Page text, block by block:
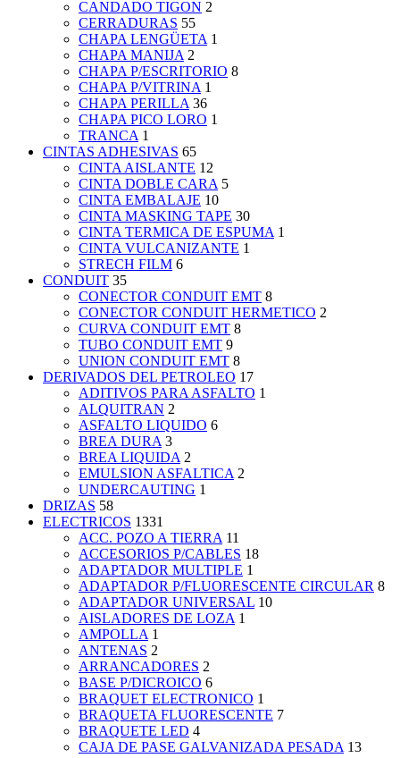
CANDADO TIGON 2
CERRADURAS 55
CHAPA LENGÜETA 1
CHAPA MANIJA 2
CHAPA P/ESCRITORIO 8
CHAPA P/VITRINA 1
CHAPA PERILLA 36
CHAPA PICO LORO 1
TRANCA 1
CINTAS ADHESIVAS 65
CINTA AISLANTE 12
CINTA DOBLE CARA 5
CINTA EMBALAJE 10
CINTA MASKING TAPE 30
CINTA TERMICA DE ESPUMA 1
CINTA VULCANIZANTE 1
STRECH FILM 6
CONDUIT 35
CONECTOR CONDUIT EMT 8
CONECTOR CONDUIT HERMETICO 2
CURVA CONDUIT EMT 8
TUBO CONDUIT EMT 9
UNION CONDUIT EMT 8
DERIVADOS DEL PETROLEO 17
ADITIVOS PARA ASFALTO 1
ALQUITRAN 2
ASFALTO LIQUIDO 6
BREA DURA 3
BREA LIQUIDA 2
EMULSION ASFALTICA 2
UNDERCAUTING 1
DRIZAS 58
ELECTRICOS 1331
ACC. POZO A TIERRA 11
ACCESORIOS P/CABLES 18
ADAPTADOR MULTIPLE 1
ADAPTADOR P/FLUORESCENTE CIRCULAR 8
ADAPTADOR UNIVERSAL 10
AISLADORES DE LOZA 1
AMPOLLA 1
ANTENAS 2
ARRANCADORES 2
BASE P/DICROICO 6
BRAQUET ELECTRONICO 1
BRAQUETA FLUORESCENTE 7
BRAQUETE LED 4
CAJA DE PASE GALVANIZADA PESADA 13